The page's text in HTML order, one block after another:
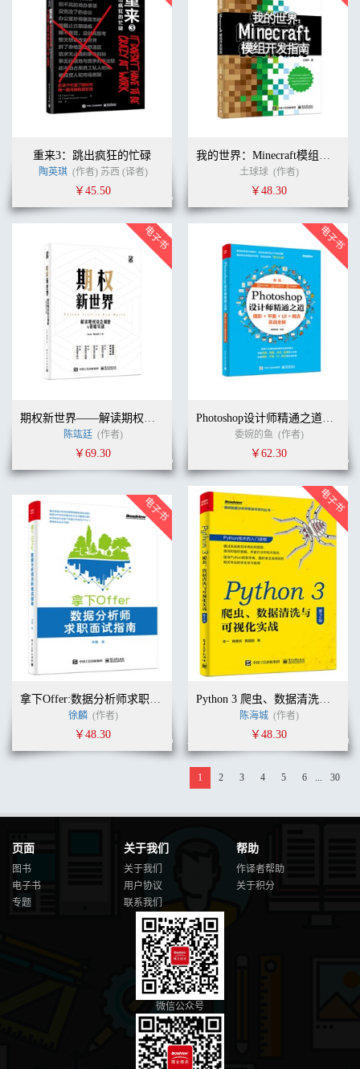
重来3：跳出疯狂的忙碌
陶英琪 (作者) 苏西 (译者)
￥45.50
我的世界：Minecraft模组开发指南
土球球 (作者)
￥48.30
期权新世界——解读期权动态调整与策略实战（精装）
陈竑廷 (作者)
￥69.30
Photoshop设计师精通之道：摄影+平面+UI+网店实战全解
委婉的鱼 (作者)
￥62.30
拿下Offer:数据分析师求职面试指南
徐麟 (作者)
￥48.30
Python 3 爬虫、数据清洗与可视化实战（第2版）
陈海城 (作者)
￥48.30
1 2 3 4 5 6 ... 30
页面
图书
电子书
专题
关于我们
关于我们
用户协议
联系我们
帮助
作译者帮助
关于积分
微信公众号